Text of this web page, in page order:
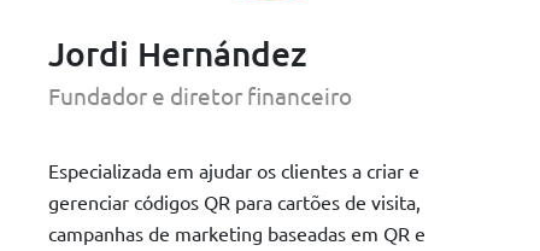
Jordi Hernández
Fundador e diretor financeiro
Especializada em ajudar os clientes a criar e
gerenciar códigos QR para cartões de visita,
campanhas de marketing baseadas em QR e